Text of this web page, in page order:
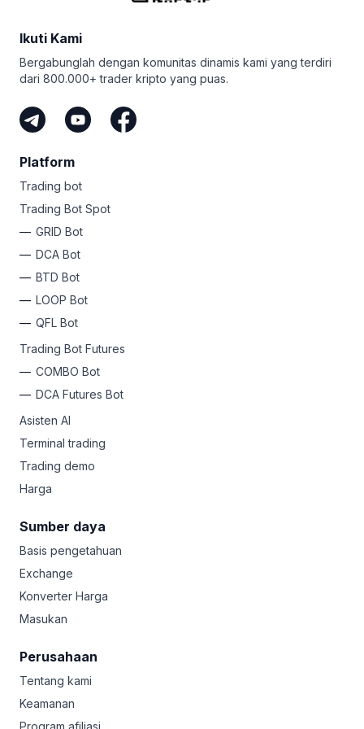
Ikuti Kami
Bergabunglah dengan komunitas dinamis kami yang terdiri
dari 800.000+ trader kripto yang puas.
Platform
Trading bot
Trading Bot Spot
GRID Bot
DCA Bot
BTD Bot
LOOP Bot
QFL Bot
Trading Bot Futures
COMBO Bot
DCA Futures Bot
Asisten AI
Terminal trading
Trading demo
Harga
Sumber daya
Basis pengetahuan
Exchange
Konverter Harga
Masukan
Perusahaan
Tentang kami
Keamanan
Program afiliasi